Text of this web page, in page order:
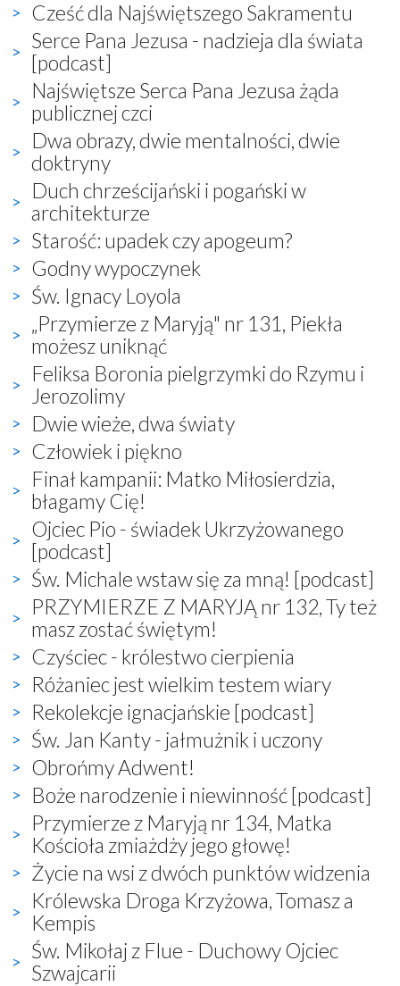
Cześć dla Najświętszego Sakramentu
Serce Pana Jezusa - nadzieja dla świata
[podcast]
Najświętsze Serca Pana Jezusa żąda
publicznej czci
Dwa obrazy, dwie mentalności, dwie
doktryny
Duch chrześcijański i pogański w
architekturze
Starość: upadek czy apogeum?
Godny wypoczynek
Św. Ignacy Loyola
„Przymierze z Maryją" nr 131, Piekła
możesz uniknąć
Feliksa Boronia pielgrzymki do Rzymu i
Jerozolimy
Dwie wieże, dwa światy
Człowiek i piękno
Finał kampanii: Matko Miłosierdzia,
błagamy Cię!
Ojciec Pio - świadek Ukrzyżowanego
[podcast]
Św. Michale wstaw się za mną! [podcast]
PRZYMIERZE Z MARYJĄ nr 132, Ty też
masz zostać świętym!
Czyściec - królestwo cierpienia
Różaniec jest wielkim testem wiary
Rekolekcje ignacjańskie [podcast]
Św. Jan Kanty - jałmużnik i uczony
Obrońmy Adwent!
Boże narodzenie i niewinność [podcast]
Przymierze z Maryją nr 134, Matka
Kościoła zmiażdży jego głowę!
Życie na wsi z dwóch punktów widzenia
Królewska Droga Krzyżowa, Tomasz a
Kempis
Św. Mikołaj z Flue - Duchowy Ojciec
Szwajcarii